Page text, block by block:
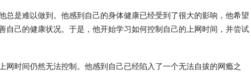
总是难以做到。他感到自己的身体健康已经受到了很大的影响，他希望
自己的健康状况。于是，他开始学习如何控制自己的上网时间，并尝试
网时间仍然无法控制。他感到自己已经陷入了一个无法自拔的网瘾之